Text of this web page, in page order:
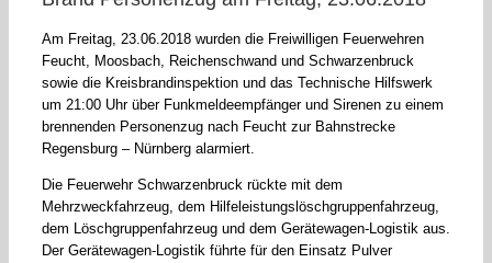
Am Freitag, 23.06.2018 wurden die Freiwilligen Feuerwehren
Feucht, Moosbach, Reichenschwand und Schwarzenbruck
sowie die Kreisbrandinspektion und das Technische Hilfswerk
um 21:00 Uhr über Funkmeldeempfänger und Sirenen zu einem
brennenden Personenzug nach Feucht zur Bahnstrecke
Regensburg – Nürnberg alarmiert.
Die Feuerwehr Schwarzenbruck rückte mit dem
Mehrzweckfahrzeug, dem Hilfeleistungslöschgruppenfahrzeug,
dem Löschgruppenfahrzeug und dem Gerätewagen-Logistik aus.
Der Gerätewagen-Logistik führte für den Einsatz Pulver